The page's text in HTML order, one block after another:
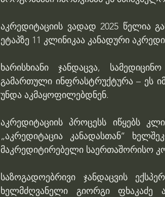
აკრედიტაციის ვადად 2025 წელია
ეტაპზე 11 კლინიკაა კანადური
ხარისხიანი ჯანდაცვა,
გამართული ინფრასტრუქტურა – ეს
უნდა აკმაყოფილებდნენ.
აკრედიტაციის პროცესს იწყებს
„აკრედიტაცია კანადასთან’’
მაკრედიტირებელი საერთაშორისო
საზოგადოებრივი ჯანდაცვის
ხელმძღვანელი გიორგი ფხაკაძე